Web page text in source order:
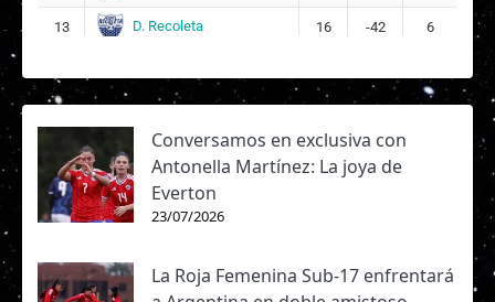
13 D. Recoleta 16 -42 6
Conversamos en exclusiva con
Antonella Martínez: La joya de
Everton
23/07/2026
La Roja Femenina Sub-17 enfrentará